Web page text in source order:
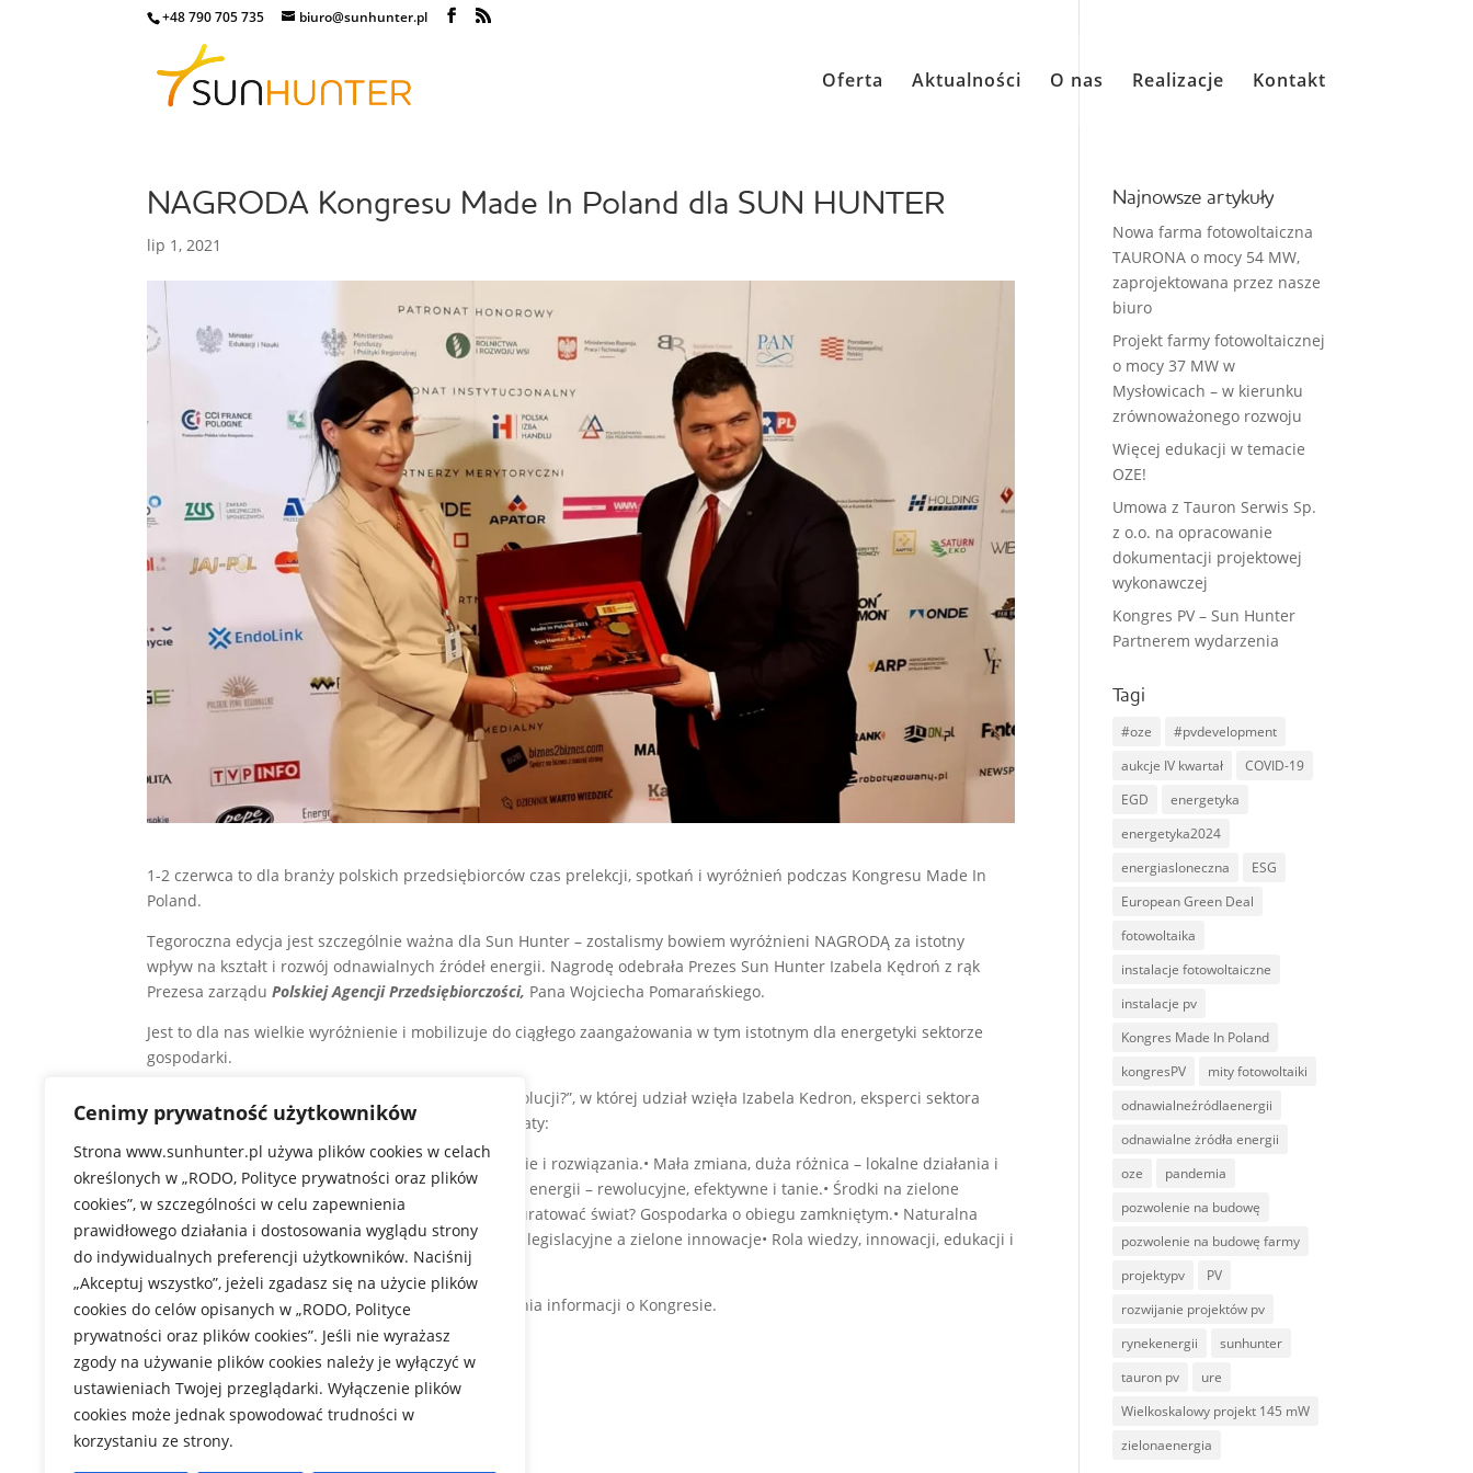
Cenimy prywatność użytkowników
Strona www.sunhunter.pl używa plików cookies w celach
określonych w „RODO, Polityce prywatności oraz plików
cookies”, w szczególności w celu zapewnienia
prawidłowego działania i dostosowania wyglądu strony
do indywidualnych preferencji użytkowników. Naciśnij
„Akceptuj wszystko”, jeżeli zgadasz się na użycie plików
cookies do celów opisanych w „RODO, Polityce
prywatności oraz plików cookies”. Jeśli nie wyrażasz
zgody na używanie plików cookies należy je wyłączyć w
ustawieniach Twojej przeglądarki. Wyłączenie plików
cookies może jednak spowodować trudności w
korzystaniu ze strony.
+48 790 705 735 biuro@sunhunter.pl
Oferta Aktualności O nas Realizacje Kontakt
NAGRODA Kongresu Made In Poland dla SUN HUNTER
lip 1, 2021
1-2 czerwca to dla branży polskich przedsiębiorców czas prelekcji, spotkań i wyróżnień podczas Kongresu Made In
Poland.
Tegoroczna edycja jest szczególnie ważna dla Sun Hunter – zostalismy bowiem wyróżnieni NAGRODĄ za istotny
wpływ na kształt i rozwój odnawialnych źródeł energii. Nagrodę odebrała Prezes Sun Hunter Izabela Kędroń z rąk
Prezesa zarząduPolskiej Agencji Przedsiębiorczości, Pana Wojciecha Pomarańskiego.
Jest to dla nas wielkie wyróżnienie i mobilizuje do ciągłego zaangażowania w tym istotnym dla energetyki sektorze
gospodarki.
Podczas dzisiejszej „Czy Polska to kraj Zielonej Rewolucji?”, w której udział wzięła Izabela Kedron, eksperci sektora
#OZE dyskutowali w szczególności na poniższe tematy:
• Natura w centrum uwagi – innowacyjne technologie i rozwiązania.• Mała zmiana, duża różnica – lokalne działania i
globalne skutki dla środowiska.• Odnawialne źródła energii – rewolucyjne, efektywne i tanie.• Środki na zielone
technologie. Finansowanie publiczne i unijne.• Jak uratować świat? Gospodarka o obiegu zamkniętym.• Naturalna
kolej rzeczy – mobilność zrównoważona.• Regulacje legislacyjne a zielone innowacje• Rola wiedzy, innowacji, edukacji i
świadomości społecznej w transformacji miast.
Jutro ciąg dalszy Kongresu – zapraszamy do śledzenia informacji o Kongresie.
#fotowoltaika #oze #energetyka #ZielonyŁad
Najnowsze artykuły
Nowa farma fotowoltaiczna
TAURONA o mocy 54 MW,
zaprojektowana przez nasze
biuro
Projekt farmy fotowoltaicznej
o mocy 37 MW w
Mysłowicach – w kierunku
zrównoważonego rozwoju
Więcej edukacji w temacie
OZE!
Umowa z Tauron Serwis Sp.
z o.o. na opracowanie
dokumentacji projektowej
wykonawczej
Kongres PV – Sun Hunter
Partnerem wydarzenia
Tagi
#oze
#pvdevelopment
aukcje IV kwartał
COVID-19
EGD
energetyka
energetyka2024
energiasloneczna
ESG
European Green Deal
fotowoltaika
instalacje fotowoltaiczne
instalacje pv
Kongres Made In Poland
kongresPV
mity fotowoltaiki
odnawialneźródlaenergii
odnawialne żródła energii
oze
pandemia
pozwolenie na budowę
pozwolenie na budowę farmy
projektypv
PV
rozwijanie projektów pv
rynekenergii
sunhunter
tauron pv
ure
Wielkoskalowy projekt 145 mW
zielonaenergia